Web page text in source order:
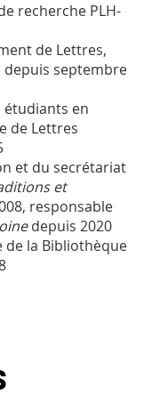
recherche PLH-
de Lettres,
depuis septembre
étudiants en
de Lettres
et du secrétariat
et
responsable
depuis 2020
de la Bibliothèque